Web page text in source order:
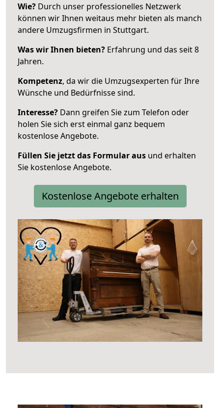
Wie? Durch unser professionelles Netzwerk
können wir Ihnen weitaus mehr bieten als manch
andere Umzugsfirmen in Stuttgart.
Was wir Ihnen bieten? Erfahrung und das seit 8
Jahren.
Kompetenz, da wir die Umzugsexperten für Ihre
Wünsche und Bedürfnisse sind.
Interesse? Dann greifen Sie zum Telefon oder
holen Sie sich erst einmal ganz bequem
kostenlose Angebote.
Füllen Sie jetzt das Formular aus und erhalten
Sie kostenlose Angebote.
Kostenlose Angebote erhalten